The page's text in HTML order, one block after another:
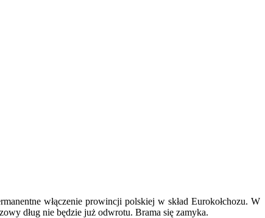
włączenie prowincji polskiej w skład Eurokołchozu. W
dług nie będzie już odwrotu. Brama się zamyka.